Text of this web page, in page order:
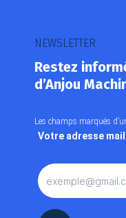
NEWSLETTER
Restez
d’Anjou
Les champs marqués
Votre adresse mail